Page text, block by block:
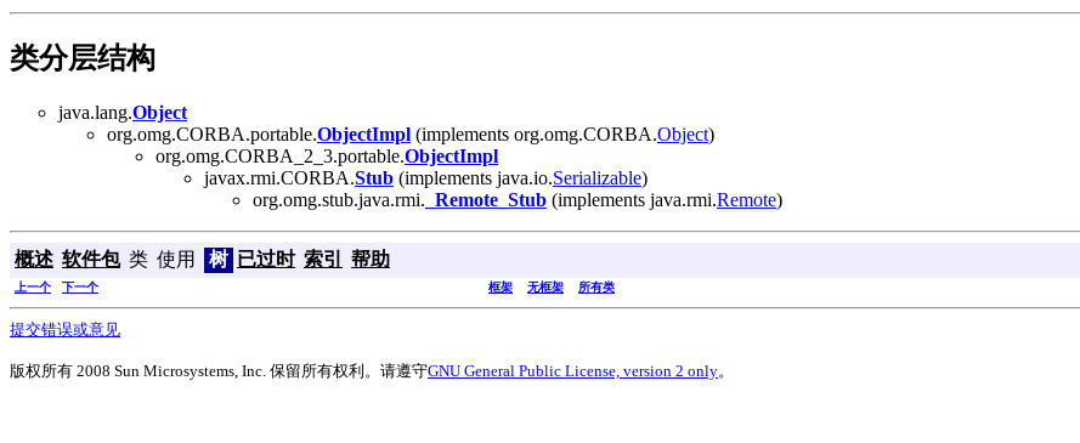
类分层结构
java.lang.Object
org.omg.CORBA.portable.ObjectImpl (implements org.omg.CORBA.Object)
org.omg.CORBA_2_3.portable.ObjectImpl
javax.rmi.CORBA.Stub (implements java.io.Serializable)
org.omg.stub.java.rmi. _Remote_Stub (implements java.rmi.Remote)
概述 软件包 类 使用 树 已过时 索引 帮助
上一个 下一个 框架 无框架 所有类
提交错误或意见
版权所有 2008 Sun Microsystems, Inc. 保留所有权利。请遵守GNU General Public License, version 2 only。